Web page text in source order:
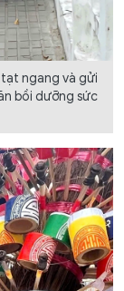
ngang và gửi
bồi dưỡng sức